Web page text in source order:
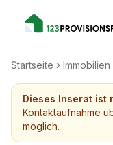
Startseite Immobilien
Dieses Inserat ist
Kontaktaufnahme
möglich.